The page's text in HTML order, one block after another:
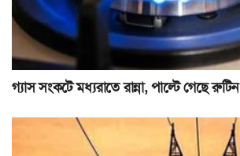
গ্যাস সংকটে মধ্যরাতে রান্না, পাল্টে গেছে রুটিন